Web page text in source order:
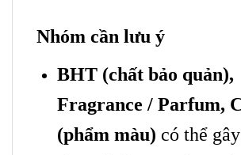
Nhóm cần lưu ý
BHT (chất bảo quản),
Fragrance / Parfum,
(phẩm màu) có thể